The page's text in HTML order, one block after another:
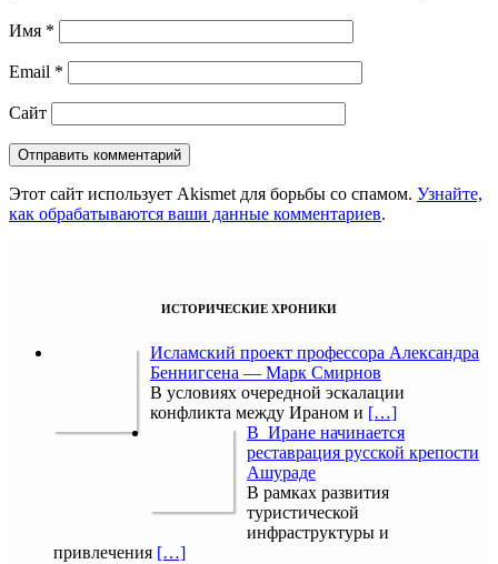
Имя *
Email *
Сайт
Этот сайт использует Akismet для борьбы со спамом. Узнайте,
как обрабатываются ваши данные комментариев.
ИСТОРИЧЕСКИЕ ХРОНИКИ
Исламский проект профессора Александра
Беннигсена — Марк Смирнов
В условиях очередной эскалации
конфликта между Ираном и […]
В Иране начинается
реставрация русской крепости
Ашураде
В рамках развития
туристической
инфраструктуры и
привлечения […]